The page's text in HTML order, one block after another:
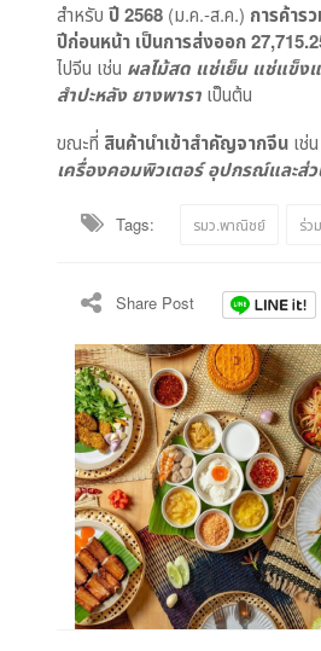
สำหรับ ปี 2568 (ม.ค.-ส.ค.) การค้าร
ปีก่อนหน้า เป็นการส่งออก
ไปจีน เช่น ผลไม้สด แช่เย็น แช่แข็
สำปะหลัง ยางพารา เป็นต้น
ขณะที่ สินค้านำเข้าสำคัญจากจีน เช่น
เครื่องคอมพิวเตอร์ อุปกรณ์และส่
Tags: รมว.พาณิชย์ ร่ว
Share Post